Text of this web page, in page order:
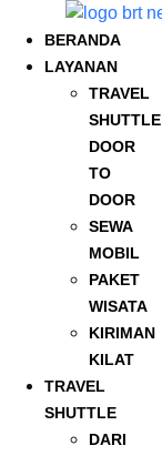
konten
BERANDA
LAYANAN
TRAVEL
SHUTTLE
DOOR
TO
DOOR
SEWA
MOBIL
PAKET
WISATA
KIRIMAN
KILAT
TRAVEL
SHUTTLE
DARI